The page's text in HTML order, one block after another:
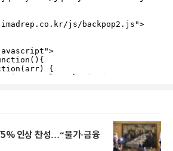
인상 찬성…“물가·금융